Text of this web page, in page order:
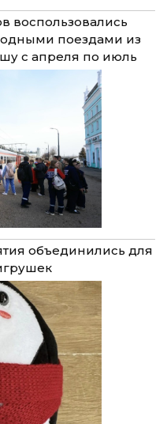
воспользовались
поездами из
с апреля по июль
объединились для